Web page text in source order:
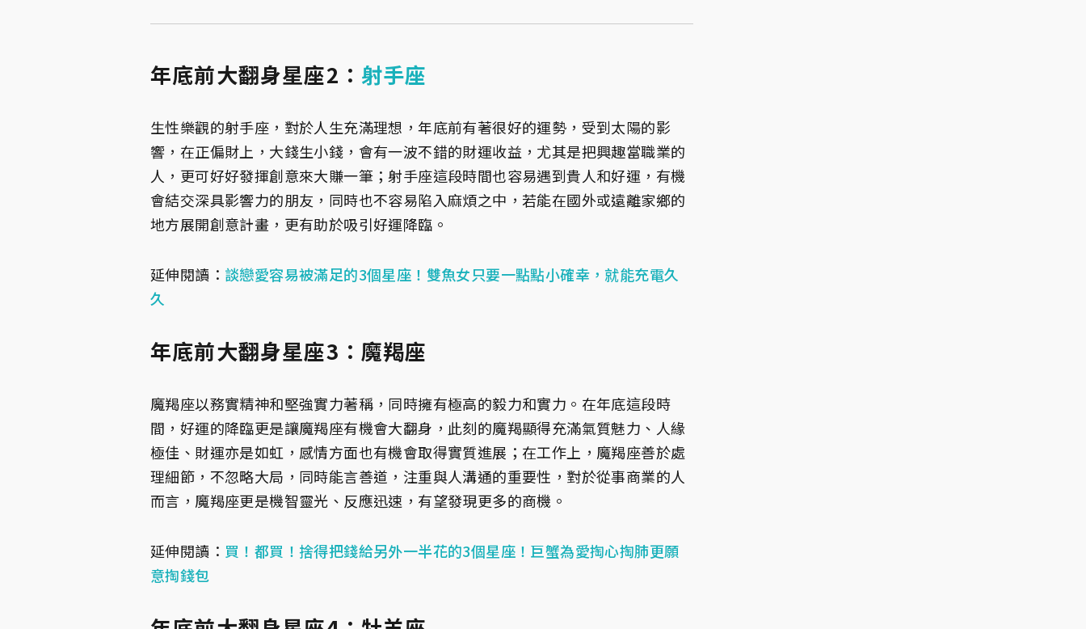
年底前大翻身星座2： 射手座
生性樂觀的射手座，對於人生充滿理想，年底前有著很好的運勢，受到太陽的影
響，在正偏財上，大錢生小錢，會有一波不錯的財運收益，尤其是把興趣當職業的
人，更可好好發揮創意來大賺一筆；射手座這段時間也容易遇到貴人和好運，有機
會結交深具影響力的朋友，同時也不容易陷入麻煩之中，若能在國外或遠離家鄉的
地方展開創意計畫，更有助於吸引好運降臨。
延伸閱讀： 談戀愛容易被滿足的3個星座！雙魚女只要一點點小確幸，就能充電久
久
年底前大翻身星座3：魔羯座
魔羯座以務實精神和堅強實力著稱，同時擁有極高的毅力和實力。在年底這段時
間，好運的降臨更是讓魔羯座有機會大翻身，此刻的魔羯顯得充滿氣質魅力、人緣
極佳、財運亦是如虹，感情方面也有機會取得實質進展；在工作上，魔羯座善於處
理細節，不忽略大局，同時能言善道，注重與人溝通的重要性，對於從事商業的人
而言，魔羯座更是機智靈光、反應迅速，有望發現更多的商機。
延伸閱讀： 買！都買！捨得把錢給另外一半花的3個星座！巨蟹為愛掏心掏肺更願
意掏錢包